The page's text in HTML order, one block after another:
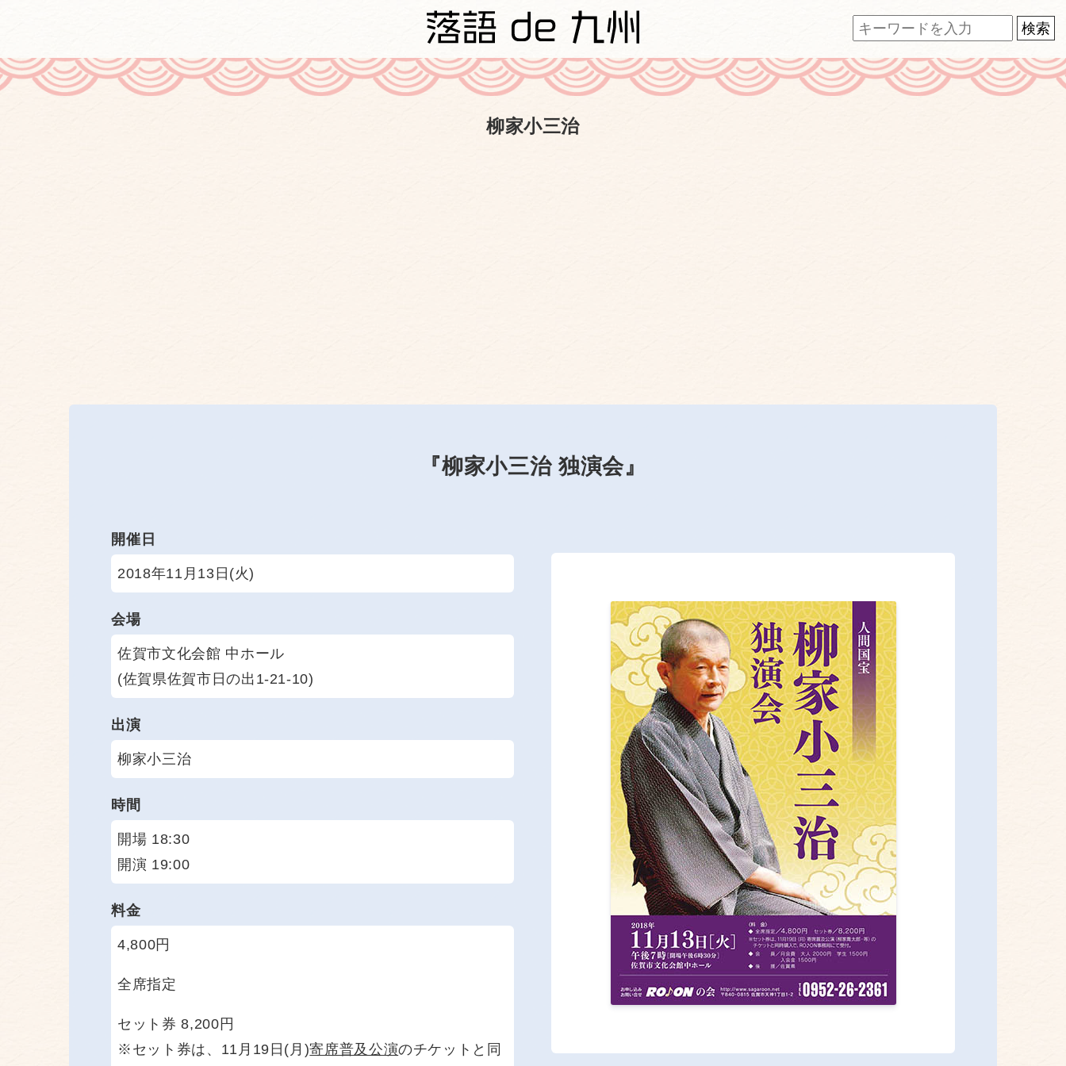
柳家小三治
『柳家小三治 独演会』
開催日
2018年11月13日(火)
会場
佐賀市文化会館 中ホール
(佐賀県佐賀市日の出1-21-10)
出演
柳家小三治
時間
開場 18:30
開演 19:00
料金
4,800円
全席指定
セット券 8,200円
※セット券は、11月19日(月)寄席普及公演のチケットと同